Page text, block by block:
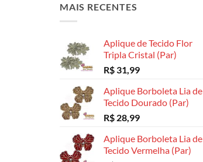
MAIS RECENTES
Aplique de Tecido Flor
Tripla Cristal (Par)
R$ 31,99
Aplique Borboleta Lia de
Tecido Dourado (Par)
R$ 28,99
Aplique Borboleta Lia de
Tecido Vermelha (Par)